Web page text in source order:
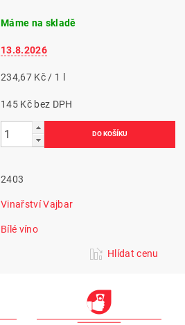
Máme na skladě
13.8.2026
234,67 Kč / 1 l
145 Kč bez DPH
2403
Vinařství Vajbar
Bílé víno
Hlídat cenu